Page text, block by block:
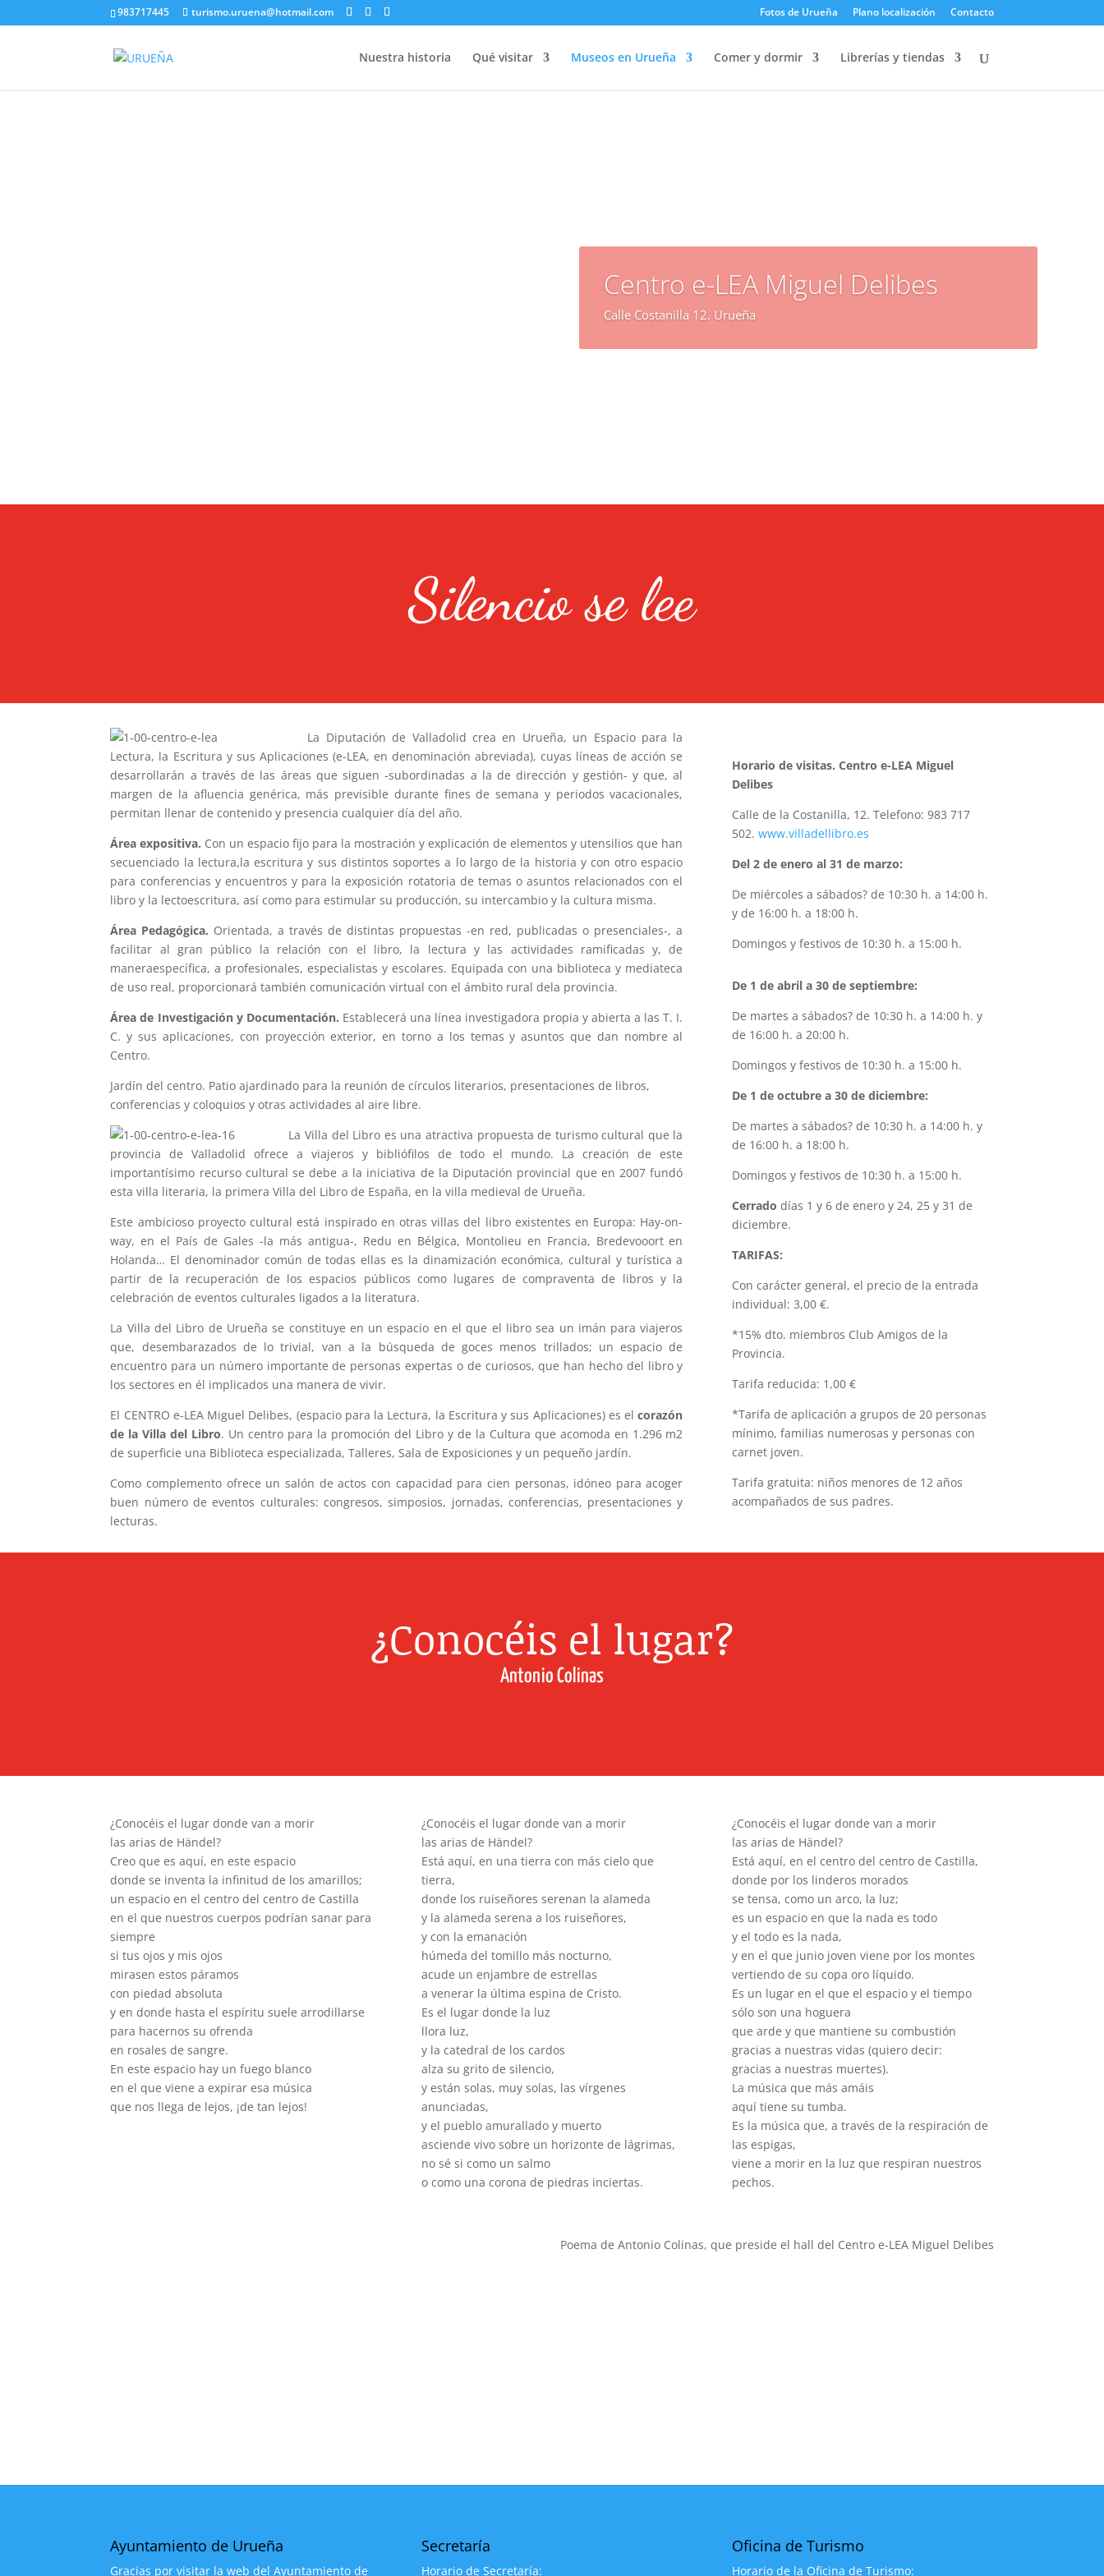
983717445 turismo.uruena@hotmail.com Fotos de Urueña Plano localización Contacto
Nuestra historia Qué visitar Museos en Urueña Comer y dormir Librerías y tiendas
Centro e-LEA Miguel Delibes
Calle Costanilla 12. Urueña
Silencio se lee
La Diputación de Valladolid crea en Urueña, un Espacio para la
Lectura, la Escritura y sus Aplicaciones (e-LEA, en denominación abreviada), cuyas líneas de acción se
desarrollarán a través de las áreas que siguen -subordinadas a la de dirección y gestión- y que, al
margen de la afluencia genérica, más previsible durante fines de semana y periodos vacacionales,
permitan llenar de contenido y presencia cualquier día del año.
Área expositiva. Con un espacio fijo para la mostración y explicación de elementos y utensilios que han
secuenciado la lectura,la escritura y sus distintos soportes a lo largo de la historia y con otro espacio
para conferencias y encuentros y para la exposición rotatoria de temas o asuntos relacionados con el
libro y la lectoescritura, así como para estimular su producción, su intercambio y la cultura misma.
Área Pedagógica. Orientada, a través de distintas propuestas -en red, publicadas o presenciales-, a
facilitar al gran público la relación con el libro, la lectura y las actividades ramificadas y, de
maneraespecífica, a profesionales, especialistas y escolares. Equipada con una biblioteca y mediateca
de uso real, proporcionará también comunicación virtual con el ámbito rural dela provincia.
Área de Investigación y Documentación. Establecerá una línea investigadora propia y abierta a las T. I.
C. y sus aplicaciones, con proyección exterior, en torno a los temas y asuntos que dan nombre al
Centro.
Jardín del centro. Patio ajardinado para la reunión de círculos literarios, presentaciones de libros,
conferencias y coloquios y otras actividades al aire libre.
La Villa del Libro es una atractiva propuesta de turismo cultural que la
provincia de Valladolid ofrece a viajeros y bibliófilos de todo el mundo. La creación de este
importantísimo recurso cultural se debe a la iniciativa de la Diputación provincial que en 2007 fundó
esta villa literaria, la primera Villa del Libro de España, en la villa medieval de Urueña.
Este ambicioso proyecto cultural está inspirado en otras villas del libro existentes en Europa: Hay-on-
way, en el País de Gales -la más antigua-, Redu en Bélgica, Montolieu en Francia, Bredevooort en
Holanda… El denominador común de todas ellas es la dinamización económica, cultural y turística a
partir de la recuperación de los espacios públicos como lugares de compraventa de libros y la
celebración de eventos culturales ligados a la literatura.
La Villa del Libro de Urueña se constituye en un espacio en el que el libro sea un imán para viajeros
que, desembarazados de lo trivial, van a la búsqueda de goces menos trillados; un espacio de
encuentro para un número importante de personas expertas o de curiosos, que han hecho del libro y
los sectores en él implicados una manera de vivir.
El CENTRO e-LEA Miguel Delibes, (espacio para la Lectura, la Escritura y sus Aplicaciones) es elcorazón
de la Villa del Libro. Un centro para la promoción del Libro y de la Cultura que acomoda en 1.296 m2
de superficie una Biblioteca especializada, Talleres, Sala de Exposiciones y un pequeño jardín.
Como complemento ofrece un salón de actos con capacidad para cien personas, idóneo para acoger
buen número de eventos culturales: congresos, simposios, jornadas, conferencias, presentaciones y
lecturas.
Horario de visitas. Centro e-LEA Miguel
Delibes
Calle de la Costanilla, 12. Telefono: 983 717
502. www.villadellibro.es
Del 2 de enero al 31 de marzo:
De miércoles a sábados? de 10:30 h. a 14:00 h.
y de 16:00 h. a 18:00 h.
Domingos y festivos de 10:30 h. a 15:00 h.
De 1 de abril a 30 de septiembre:
De martes a sábados? de 10:30 h. a 14:00 h. y
de 16:00 h. a 20:00 h.
Domingos y festivos de 10:30 h. a 15:00 h.
De 1 de octubre a 30 de diciembre:
De martes a sábados? de 10:30 h. a 14:00 h. y
de 16:00 h. a 18:00 h.
Domingos y festivos de 10:30 h. a 15:00 h.
Cerrado días 1 y 6 de enero y 24, 25 y 31 de
diciembre.
TARIFAS:
Con carácter general, el precio de la entrada
individual: 3,00 €.
*15% dto. miembros Club Amigos de la
Provincia.
Tarifa reducida: 1,00 €
*Tarifa de aplicación a grupos de 20 personas
mínimo, familias numerosas y personas con
carnet joven.
Tarifa gratuita: niños menores de 12 años
acompañados de sus padres.
¿Conocéis el lugar?
Antonio Colinas
¿Conocéis el lugar donde van a morir
las arias de Händel?
Creo que es aquí, en este espacio
donde se inventa la infinitud de los amarillos;
un espacio en el centro del centro de Castilla
en el que nuestros cuerpos podrían sanar para
siempre
si tus ojos y mis ojos
mirasen estos páramos
con piedad absoluta
y en donde hasta el espíritu suele arrodillarse
para hacernos su ofrenda
en rosales de sangre.
En este espacio hay un fuego blanco
en el que viene a expirar esa música
que nos llega de lejos, ¡de tan lejos!
¿Conocéis el lugar donde van a morir
las arias de Händel?
Está aquí, en una tierra con más cielo que
tierra,
donde los ruiseñores serenan la alameda
y la alameda serena a los ruiseñores,
y con la emanación
húmeda del tomillo más nocturno,
acude un enjambre de estrellas
a venerar la última espina de Cristo.
Es el lugar donde la luz
llora luz,
y la catedral de los cardos
alza su grito de silencio,
y están solas, muy solas, las vírgenes
anunciadas,
y el pueblo amurallado y muerto
asciende vivo sobre un horizonte de lágrimas,
no sé si como un salmo
o como una corona de piedras inciertas.
¿Conocéis el lugar donde van a morir
las arias de Händel?
Está aquí, en el centro del centro de Castilla,
donde por los linderos morados
se tensa, como un arco, la luz;
es un espacio en que la nada es todo
y el todo es la nada,
y en el que junio joven viene por los montes
vertiendo de su copa oro líquido.
Es un lugar en el que el espacio y el tiempo
sólo son una hoguera
que arde y que mantiene su combustión
gracias a nuestras vidas (quiero decir:
gracias a nuestras muertes).
La música que más amáis
aquí tiene su tumba.
Es la música que, a través de la respiración de
las espigas,
viene a morir en la luz que respiran nuestros
pechos.
Poema de Antonio Colinas, que preside el hall del Centro e-LEA Miguel Delibes
Ayuntamiento de Urueña
Gracias por visitar la web del Ayuntamiento de
Secretaría
Horario de Secretaría:
Oficina de Turismo
Horario de la Oficina de Turismo: